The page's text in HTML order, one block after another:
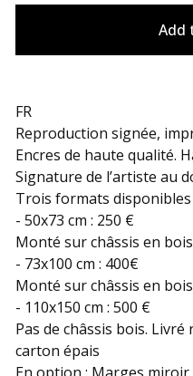
Add
FR
Reproduction signée,
Encres de haute qualité.
Signature de l’artiste au
Trois formats disponibles
- 50x73 cm : 250 €
Monté sur châssis en
- 73x100 cm : 400€
Monté sur châssis en
- 110x150 cm : 500 €
Pas de châssis bois.
carton épais